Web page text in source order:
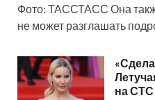
Фото: ТАССТАСС Она
не может разглашать
на СТС